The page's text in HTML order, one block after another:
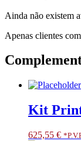
DT
RESTRICTED
CLASS
ONLY
FOR
PARTNERS
Ainda não existem
Apenas clientes
Kit
625,55 €